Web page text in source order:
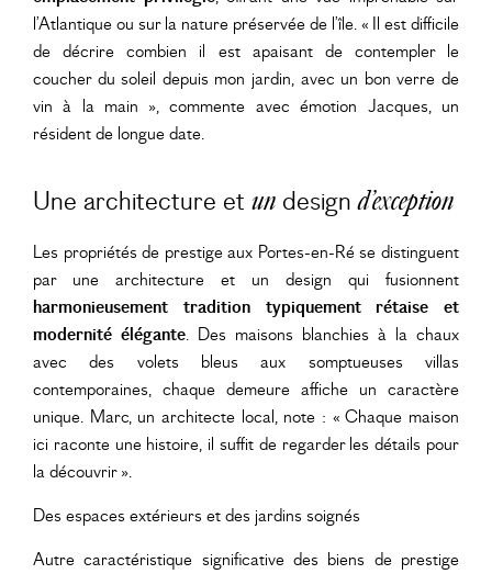
l’Atlantique ou sur la nature préservée de l’île. « Il est difficile
de décrire combien il est apaisant de contempler le
coucher du soleil depuis mon jardin, avec un bon verre de
vin à la main », commente avec émotion Jacques, un
résident de longue date.
Une architecture et un designd’exception
Les propriétés de prestige aux Portes-en-Ré se distinguent
par une architecture et un design qui fusionnent
harmonieusement tradition typiquement rétaise et
modernité élégante. Des maisons blanchies à la chaux
avec des volets bleus aux somptueuses villas
contemporaines, chaque demeure affiche un caractère
unique. Marc, un architecte local, note : « Chaque maison
ici raconte une histoire, il suffit de regarder les détails pour
la découvrir ».
Des espaces extérieurs et des jardins soignés
Autre caractéristique significative des biens de prestige